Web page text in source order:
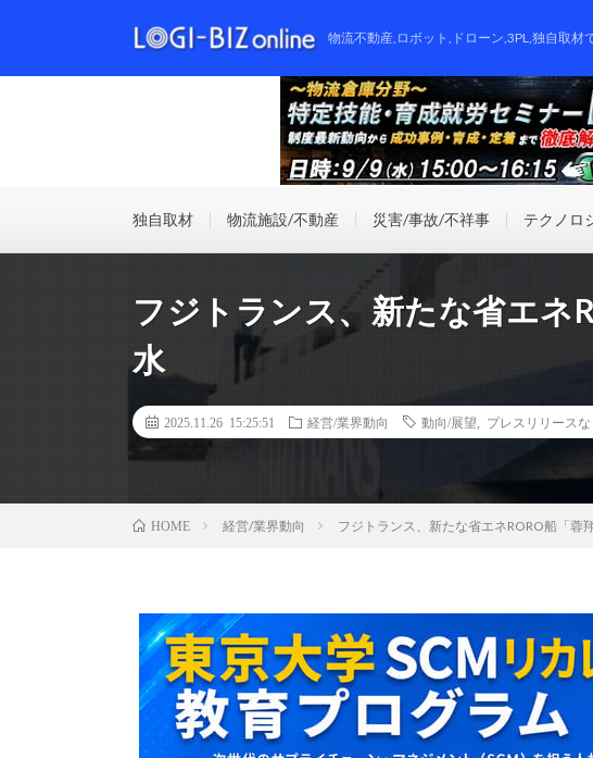
物流不動産,ロボット,ドローン,3PL,独自取材
独自取材 物流施設/不動産 災害/事故/不祥事 テクノロ
フジトランス、新たな省エネ
水
2025.11.26 15:25:51 経営/業界動向 動向/展望 プレスリリースな
HOME 経営/業界動向 フジトランス、新たな省エネRORO船「蓉